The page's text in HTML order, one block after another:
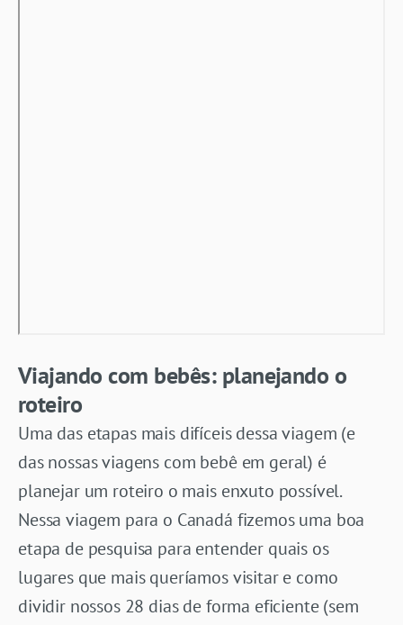
Viajando com bebês: planejando o
roteiro
Uma das etapas mais difíceis dessa viagem (e
das nossas viagens com bebê em geral) é
planejar um roteiro o mais enxuto possível.
Nessa viagem para o Canadá fizemos uma boa
etapa de pesquisa para entender quais os
lugares que mais queríamos visitar e como
dividir nossos 28 dias de forma eficiente (sem